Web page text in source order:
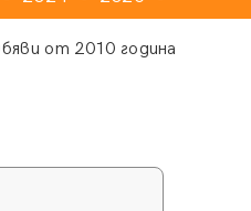
от 2010 година